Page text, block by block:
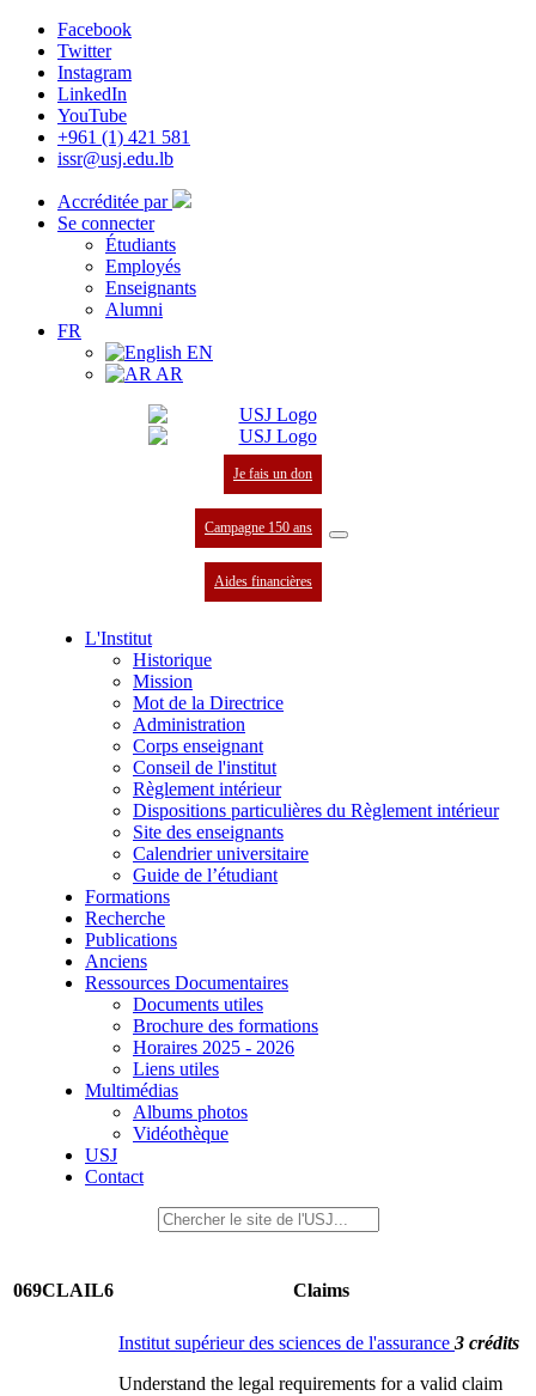
Facebook
Twitter
Instagram
LinkedIn
YouTube
+961 (1) 421 581
issr@usj.edu.lb
Accréditée par
Se connecter
Étudiants
Employés
Enseignants
Alumni
FR
EN
AR
Je fais un don
Campagne 150 ans
Aides financières
L'Institut
Historique
Mission
Mot de la Directrice
Administration
Corps enseignant
Conseil de l'institut
Règlement intérieur
Dispositions particulières du Règlement intérieur
Site des enseignants
Calendrier universitaire
Guide de l’étudiant
Formations
Recherche
Publications
Anciens
Ressources Documentaires
Documents utiles
Brochure des formations
Horaires 2025 - 2026
Liens utiles
Multimédias
Albums photos
Vidéothèque
USJ
Contact
069CLAIL6 Claims
Institut supérieur des sciences de l'assurance 3 crédits
Understand the legal requirements for a valid claim